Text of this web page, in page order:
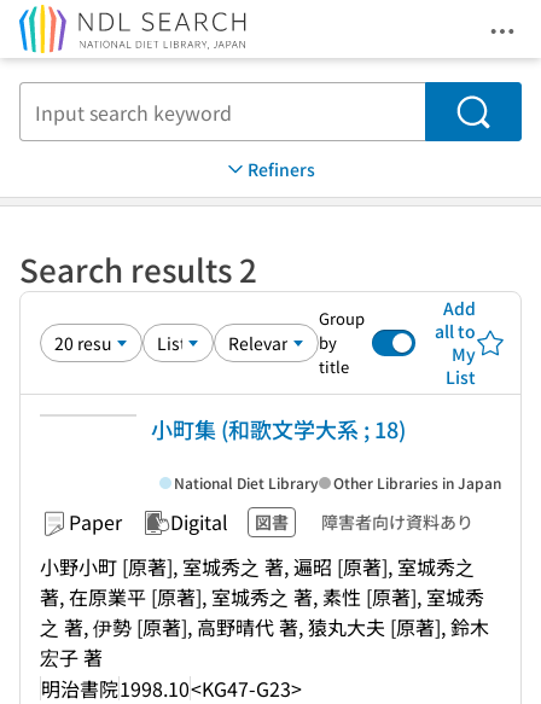
Search
Refiners
Search results 2
Group
by
title
Add
all to
My
List
小町集 (和歌文学大系 ; 18)
Paper Digital 図書 障害者向け資料あり
小野小町 [原著], 室城秀之 著, 遍昭 [原著], 室城秀之
著, 在原業平 [原著], 室城秀之 著, 素性 [原著], 室城秀
之 著, 伊勢 [原著], 高野晴代 著, 猿丸大夫 [原著], 鈴木
宏子 著
明治書院1998.10<KG47-G23>
National Diet Library Other Libraries in Japan